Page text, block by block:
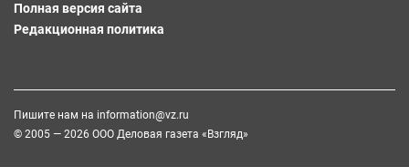
Полная версия сайта
Редакционная политика
Пишите нам на information@vz.ru
© 2005 — 2026 ООО Деловая газета «Взгляд»